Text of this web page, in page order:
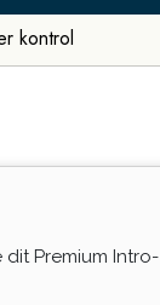
kontrol
Premium Intro-